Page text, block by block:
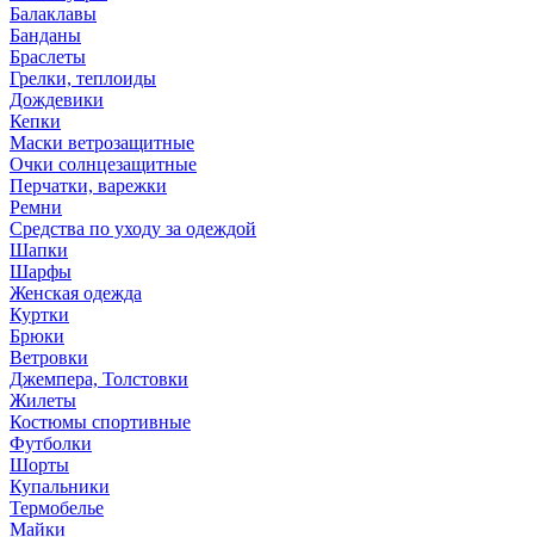
Балаклавы
Банданы
Браслеты
Грелки, теплоиды
Дождевики
Кепки
Маски ветрозащитные
Очки солнцезащитные
Перчатки, варежки
Ремни
Средства по уходу за одеждой
Шапки
Шарфы
Женская одежда
Куртки
Брюки
Ветровки
Джемпера, Толстовки
Жилеты
Костюмы спортивные
Футболки
Шорты
Купальники
Термобелье
Майки